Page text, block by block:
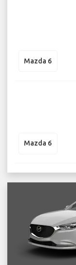
Mazda 6
Mazda 6